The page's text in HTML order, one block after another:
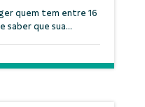
quem tem entre 16
saber que sua...